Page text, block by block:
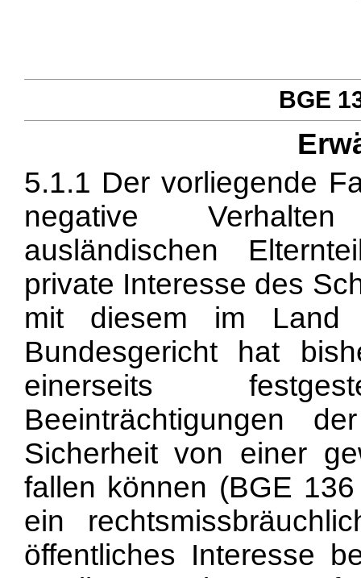
BGE
5.1.1 Der vorliegende
negative
ausländischen
private Interesse des
mit diesem im Land
Bundesgericht hat
einerseits
Beeinträchtigungen
Sicherheit von einer
fallen können (BGE
ein
öffentliches Interesse